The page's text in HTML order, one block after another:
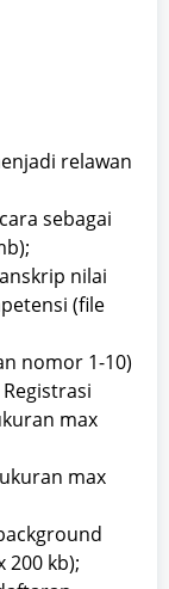
relawan
sebagai
nilai
(file
nomor 1-10)
max
max
200 kb);